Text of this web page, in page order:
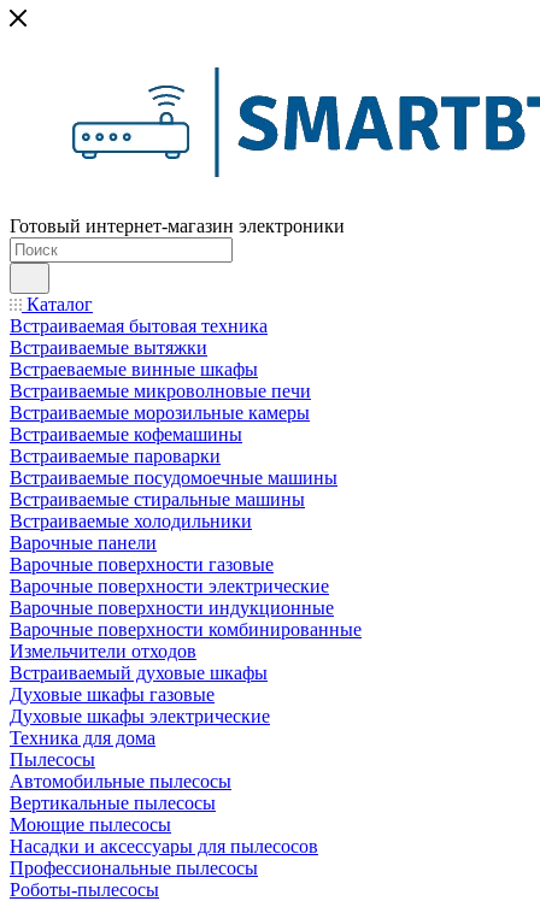
Готовый интернет-магазин электроники
Каталог
Встраиваемая бытовая техника
Встраиваемые вытяжки
Встраеваемые винные шкафы
Встраиваемые микроволновые печи
Встраиваемые морозильные камеры
Встраиваемые кофемашины
Встраиваемые пароварки
Встраиваемые посудомоечные машины
Встраиваемые стиральные машины
Встраиваемые холодильники
Варочные панели
Варочные поверхности газовые
Варочные поверхности электрические
Варочные поверхности индукционные
Варочные поверхности комбинированные
Измельчители отходов
Встраиваемый духовые шкафы
Духовые шкафы газовые
Духовые шкафы электрические
Техника для дома
Пылесосы
Автомобильные пылесосы
Вертикальные пылесосы
Моющие пылесосы
Насадки и аксессуары для пылесосов
Профессиональные пылесосы
Роботы-пылесосы